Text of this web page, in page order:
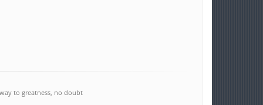
to greatness, no doubt